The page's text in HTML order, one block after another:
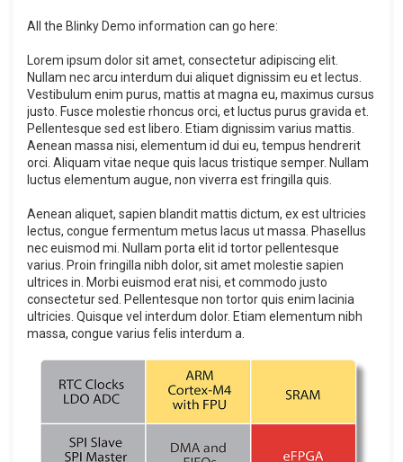
All the Blinky Demo information can go here:
Lorem ipsum dolor sit amet, consectetur adipiscing elit.
Nullam nec arcu interdum dui aliquet dignissim eu et lectus.
Vestibulum enim purus, mattis at magna eu, maximus cursus
justo. Fusce molestie rhoncus orci, et luctus purus gravida et.
Pellentesque sed est libero. Etiam dignissim varius mattis.
Aenean massa nisi, elementum id dui eu, tempus hendrerit
orci. Aliquam vitae neque quis lacus tristique semper. Nullam
luctus elementum augue, non viverra est fringilla quis.
Aenean aliquet, sapien blandit mattis dictum, ex est ultricies
lectus, congue fermentum metus lacus ut massa. Phasellus
nec euismod mi. Nullam porta elit id tortor pellentesque
varius. Proin fringilla nibh dolor, sit amet molestie sapien
ultrices in. Morbi euismod erat nisi, et commodo justo
consectetur sed. Pellentesque non tortor quis enim lacinia
ultricies. Quisque vel interdum dolor. Etiam elementum nibh
massa, congue varius felis interdum a.